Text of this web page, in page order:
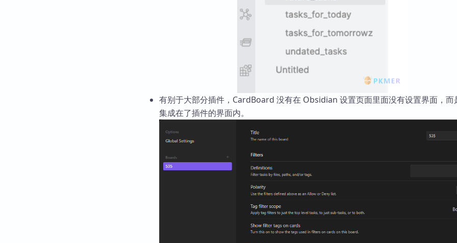
有别于大部分插件，CardBoard 没有在 Obsidian 设置页面里面没有设置界面，而
集成在了插件的界面内。